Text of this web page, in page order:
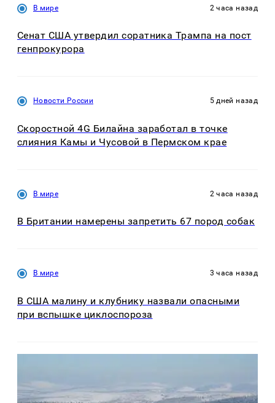
В мире 2 часа назад
Сенат США утвердил соратника Трампа на пост
генпрокурора
Новости России 5 дней назад
Скоростной 4G Билайна заработал в точке
слияния Камы и Чусовой в Пермском крае
В мире 2 часа назад
В Британии намерены запретить 67 пород собак
В мире 3 часа назад
В США малину и клубнику назвали опасными
при вспышке циклоспороза